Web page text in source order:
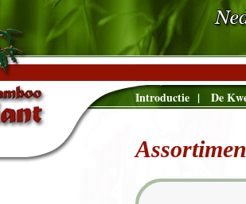
Introductie | De